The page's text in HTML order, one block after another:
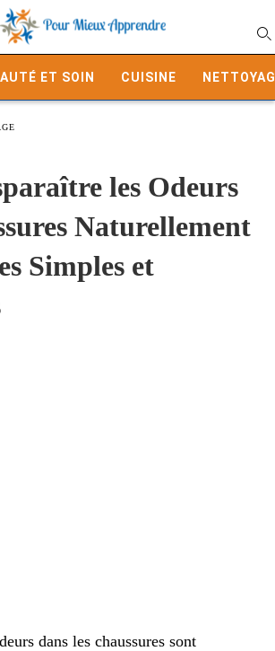
ET SOIN CUISINE
les Odeurs
Naturellement
Simples et
dans les chaussures sont